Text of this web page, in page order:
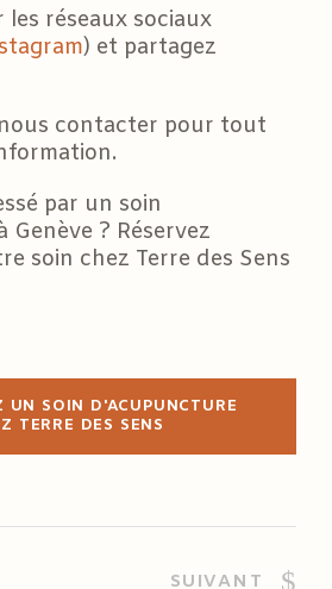
réseaux sociaux
) et partagez
nous contacter pour tout
par un soin
Genève ? Réservez
soin chez Terre des Sens
UN SOIN D'ACUPUNCTURE
TERRE DES SENS
SUIVANT